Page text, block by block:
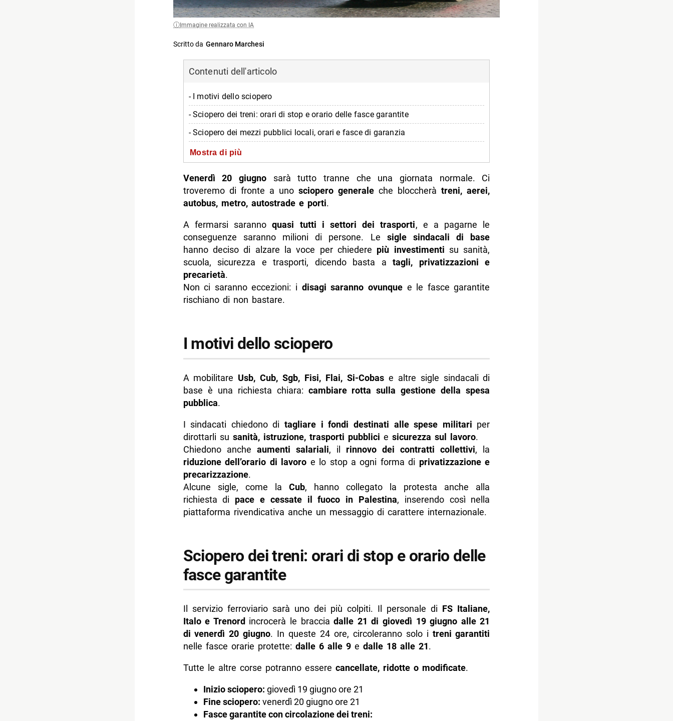
Immagine realizzata con IA
Scritto da Gennaro Marchesi
Contenuti dell'articolo
- I motivi dello sciopero
- Sciopero dei treni: orari di stop e orario delle fasce garantite
- Sciopero dei mezzi pubblici locali, orari e fasce di garanzia
- Sciopero del settore aereo: voli a rischio
- Sciopero personale autostradale: caselli e assistenza a rischio
- Stop a porti e trasporto marittimo
-- Scopri di più da Napolike.it
Mostra di più
Venerdì 20 giugnosarà tutto tranne che una giornata normale. Ci
troveremo di fronte a uno sciopero generale che bloccheràtreni, aerei,
autobus, metro, autostrade e porti.
A fermarsi sarannoquasi tutti i settori dei trasporti, e a pagarne le
conseguenze saranno milioni di persone. Le sigle sindacali di base
hanno deciso di alzare la voce per chiedere più investimenti su sanità,
scuola, sicurezza e trasporti, dicendo basta atagli, privatizzazioni e
precarietà.
Non ci saranno eccezioni: i disagi saranno ovunquee le fasce garantite
rischiano di non bastare.
I motivi dello sciopero
A mobilitare Usb, Cub, Sgb, Fisi, Flai, Si-Cobase altre sigle sindacali di
base è una richiesta chiara: cambiare rotta sulla gestione della spesa
pubblica.
I sindacati chiedono ditagliare i fondi destinati alle spese militari per
dirottarli su sanità, istruzione, trasporti pubblici e sicurezza sul lavoro.
Chiedono anche aumenti salariali, il rinnovo dei contratti collettivi, la
riduzione dell’orario di lavoro e lo stop a ogni forma di privatizzazione e
precarizzazione.
Alcune sigle, come la Cub, hanno collegato la protesta anche alla
richiesta di pace e cessate il fuoco in Palestina, inserendo così nella
piattaforma rivendicativa anche un messaggio di carattere internazionale.
Sciopero dei treni: orari di stop e orario delle
fasce garantite
Il servizio ferroviario sarà uno dei più colpiti. Il personale di FS Italiane,
Italo e Trenord incrocerà le bracciadalle 21 di giovedì 19 giugno alle 21
di venerdì 20 giugno. In queste 24 ore, circoleranno solo i treni garantiti
nelle fasce orarie protette: dalle 6 alle 9e dalle 18 alle 21.
Tutte le altre corse potranno essere cancellate, ridotte o modificate.
Inizio sciopero: giovedì 19 giugno ore 21
Fine sciopero: venerdì 20 giugno ore 21
Fasce garantite con circolazione dei treni: